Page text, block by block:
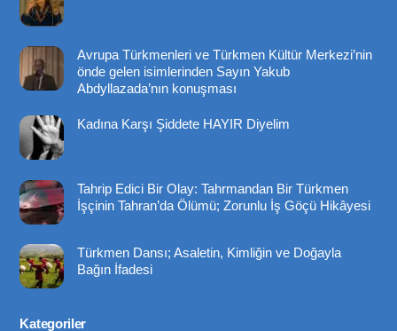
Avrupa Türkmenleri ve Türkmen Kültür Merkezi’nin
önde gelen isimlerinden Sayın Yakub
Abdyllazada’nın konuşması
Kadına Karşı Şiddete HAYIR Diyelim
Tahrip Edici Bir Olay: Tahrmandan Bir Türkmen
İşçinin Tahran’da Ölümü; Zorunlu İş Göçü Hikâyesi
Türkmen Dansı; Asaletin, Kimliğin ve Doğayla
Bağın İfadesi
Kategoriler